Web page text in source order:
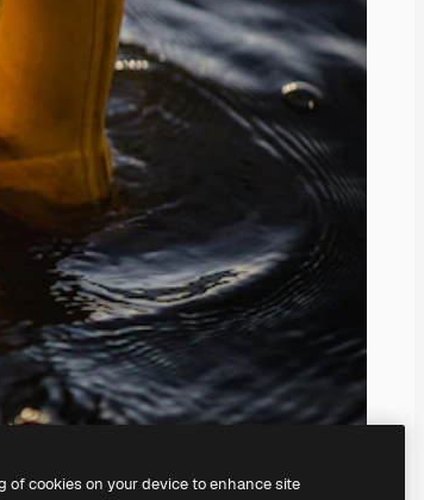
of cookies on your device to enhance site